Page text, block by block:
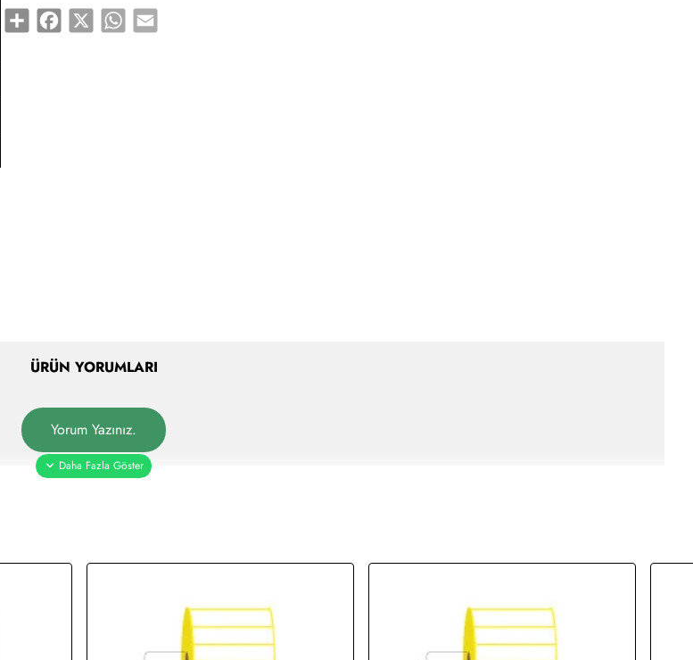
Yapışkan Türleri:Standart (Çok kuvvetli), Metalize
Share Facebook
X WhatsApp
Email
ÜRÜN YORUMLARI
Yorum Yazınız.